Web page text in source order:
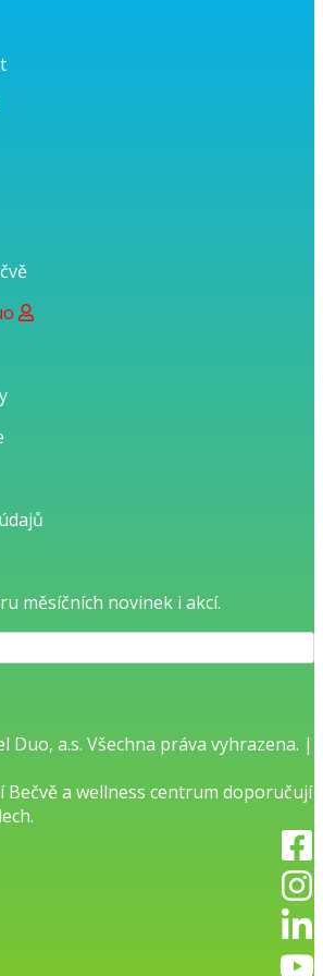
měsíčních novinek i akcí.
Duo, a.s. Všechna práva vyhrazena. |
Bečvěa wellness centrum doporučují